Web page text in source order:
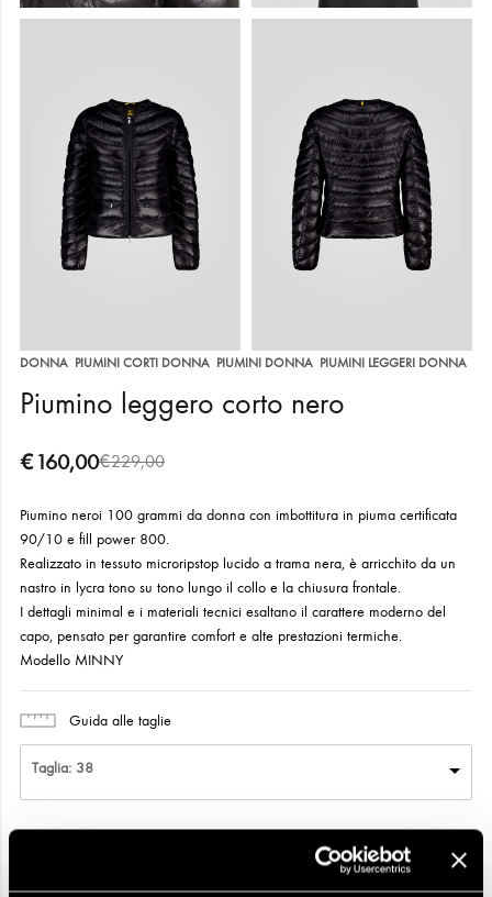
DONNA, PIUMINI CORTI DONNA, PIUMINI DONNA, PIUMINI LEGGERI DONNA
Piumino leggero corto nero
€160,00€229,00
Piumino neroi 100 grammi da donna con imbottitura in piuma certificata
90/10 e fill power 800.
Realizzato in tessuto microripstop lucido a trama nera, è arricchito da un
nastro in lycra tono su tono lungo il collo e la chiusura frontale.
I dettagli minimal e i materiali tecnici esaltano il carattere moderno del
capo, pensato per garantire comfort e alte prestazioni termiche.
Modello MINNY
Size Charts
Guida alle taglie
Taglia: 38